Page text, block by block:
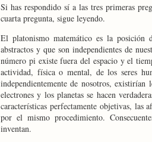
Si has respondido sí a las tres primeras
cuarta pregunta, sigue leyendo.
El platonismo matemático es la posición
abstractos y que son independientes de
número pi existe fuera del espacio y el
actividad, física o mental, de los seres
independientemente de nosotros,
electrones y los planetas se hacen
características perfectamente objetivas, las
por el mismo procedimiento.
inventan.